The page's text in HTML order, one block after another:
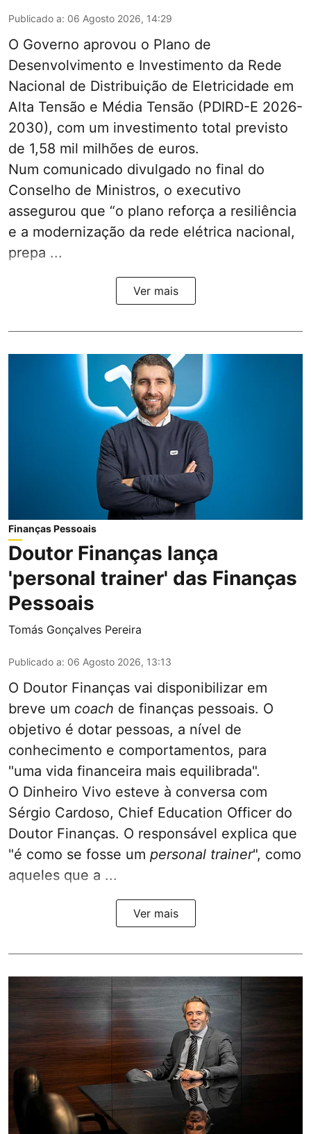
Publicado a: 06 Agosto 2026, 14:29
O Governo aprovou o Plano de
Desenvolvimento e Investimento da Rede
Nacional de Distribuição de Eletricidade em
Alta Tensão e Média Tensão (PDIRD-E 2026-
2030), com um investimento total previsto
de 1,58 mil milhões de euros.
Num comunicado divulgado no final do
Conselho de Ministros, o executivo
assegurou que “o plano reforça a resiliência
e a modernização da rede elétrica nacional,
prepa ...
Ver mais
Finanças Pessoais
Doutor Finanças lança
'personal trainer' das Finanças
Pessoais
Tomás Gonçalves Pereira
Publicado a: 06 Agosto 2026, 13:13
O Doutor Finanças vai disponibilizar em
breve um coach de finanças pessoais. O
objetivo é dotar pessoas, a nível de
conhecimento e comportamentos, para
"uma vida financeira mais equilibrada".
O Dinheiro Vivo esteve à conversa com
Sérgio Cardoso, Chief Education Officer do
Doutor Finanças. O responsável explica que
"é como se fosse um personal trainer", como
aqueles que a ...
Ver mais